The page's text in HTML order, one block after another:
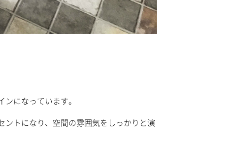
になっています。
トになり、空間の雰囲気をしっかりと演